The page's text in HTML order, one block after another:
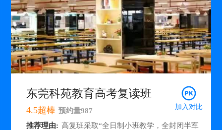
东莞科苑教育高考复读班
4.5超棒 预约量987 加入对比
推荐理由: 高复班采取“全日制小班教学，全封闭半军